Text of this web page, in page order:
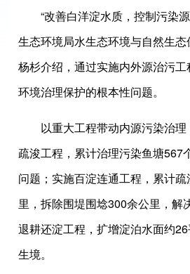
“改善白洋淀水质，控制污染
生态环境局水生态环境与自然生
杨杉介绍，通过实施内外源治污
环境治理保护的根本性问题。
以重大工程带动内源污染治
疏浚工程，累计治理污染鱼塘567
问题；实施百淀连通工程，累计
里，拆除围堤围埝300余公里，解
退耕还淀工程，扩增淀泊水面约
生境。